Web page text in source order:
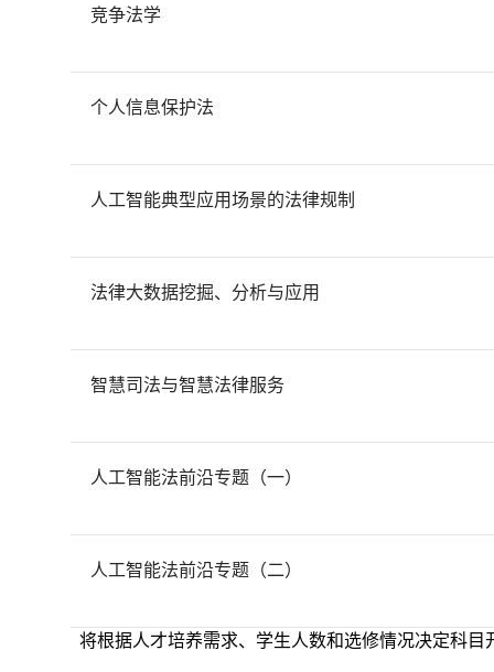
竞争法学
个人信息保护法
人工智能典型应用场景的法律规制
法律大数据挖掘、分析与应用
智慧司法与智慧法律服务
人工智能法前沿专题（一）
人工智能法前沿专题（二）
将根据人才培养需求、学生人数和选修情况决定科目